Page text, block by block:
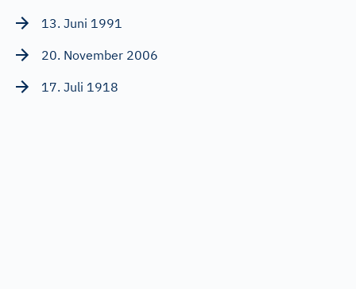
13. Juni 1991
20. November 2006
17. Juli 1918